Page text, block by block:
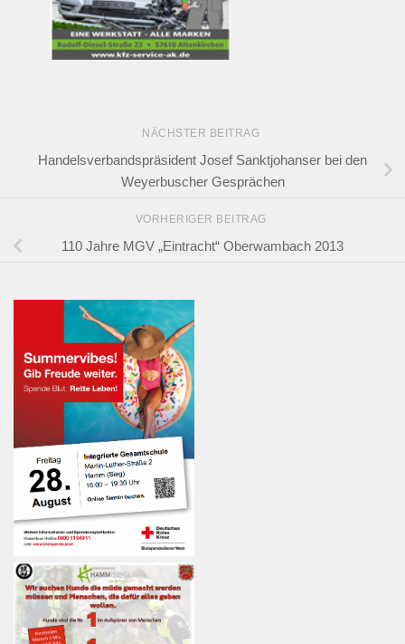
NÄCHSTER BEITRAG
Handelsverbandspräsident Josef Sanktjohanser bei den
Weyerbuscher Gesprächen
VORHERIGER BEITRAG
110 Jahre MGV „Eintracht“ Oberwambach 2013